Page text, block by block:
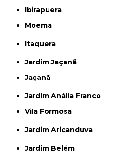
Ibirapuera
Moema
Itaquera
Jardim Jaçanã
Jaçanã
Jardim Anália Franco
Vila Formosa
Jardim Aricanduva
Jardim Belém